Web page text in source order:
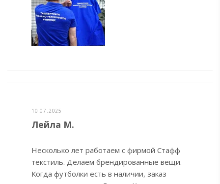
10.07.2025
Лейла М.
Несколько лет работаем с фирмой Стафф
текстиль. Делаем брендированные вещи.
Когда футболки есть в наличии, заказ